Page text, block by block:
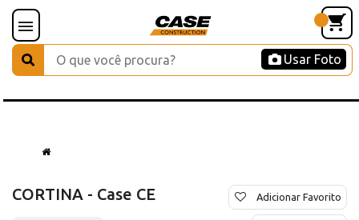
Usar Foto
CORTINA - Case CE Adicionar Favorito